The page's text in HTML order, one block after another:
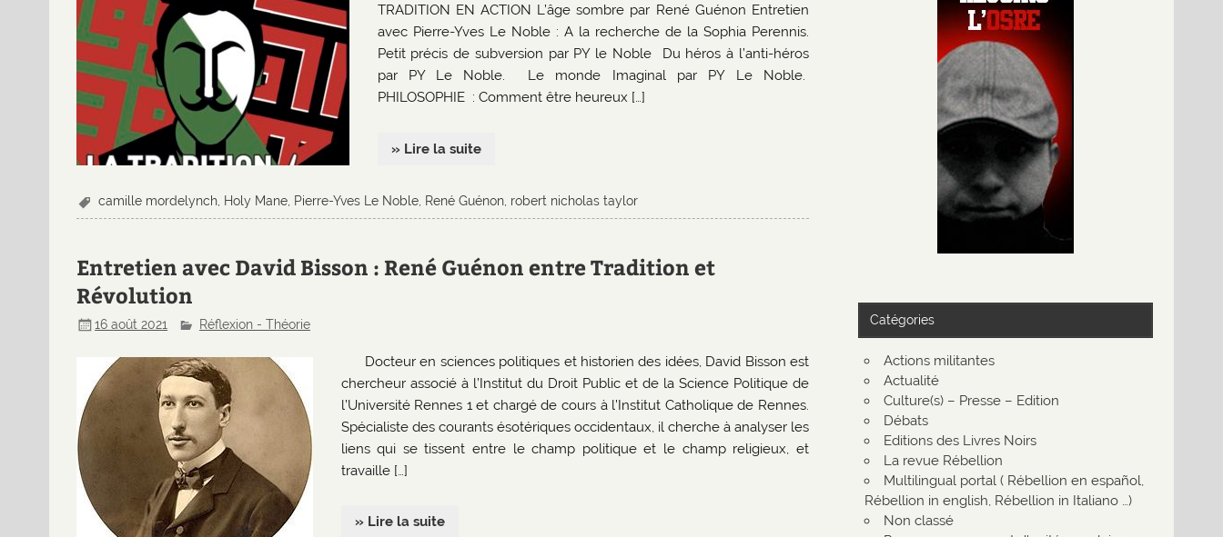
TRADITION EN ACTION L’âge sombre par René Guénon Entretien
avec Pierre-Yves Le Noble : A la recherche de la Sophia Perennis.
Petit précis de subversion par PY le Noble Du héros à l’anti-héros
par PY Le Noble. Le monde Imaginal par PY Le Noble.
PHILOSOPHIE : Comment être heureux […]
» Lire la suite
camille mordelynch Holy Mane Pierre-Yves Le Noble René Guénon robert nicholas taylor
Entretien avec David Bisson : René Guénon entre Tradition et
Révolution
16 août 2021 Réflexion - Théorie
Docteur en sciences politiques et historien des idées, David Bisson est
chercheur associé à l’Institut du Droit Public et de la Science Politique de
l’Université Rennes 1 et chargé de cours à l’Institut Catholique de Rennes.
Spécialiste des courants ésotériques occidentaux, il cherche à analyser les
liens qui se tissent entre le champ politique et le champ religieux, et
travaille […]
» Lire la suite
Catégories
Actions militantes
Actualité
Culture(s) – Presse – Edition
Débats
Editions des Livres Noirs
La revue Rébellion
Multilingual portal ( Rébellion en español,
Rébellion in english, Rébellion in Italiano …)
Non classé